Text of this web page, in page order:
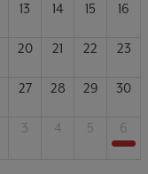
13 14 15 16
20 21 22 23
27 28 29 30
3 4 5 6